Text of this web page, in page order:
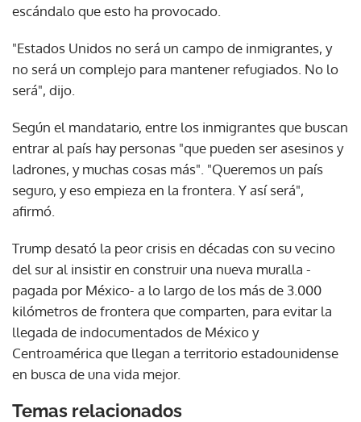
escándalo que esto ha provocado.
"Estados Unidos no será un campo de inmigrantes, y
no será un complejo para mantener refugiados. No lo
será", dijo.
Según el mandatario, entre los inmigrantes que buscan
entrar al país hay personas "que pueden ser asesinos y
ladrones, y muchas cosas más". "Queremos un país
seguro, y eso empieza en la frontera. Y así será",
afirmó.
Trump desató la peor crisis en décadas con su vecino
del sur al insistir en construir una nueva muralla -
pagada por México- a lo largo de los más de 3.000
kilómetros de frontera que comparten, para evitar la
llegada de indocumentados de México y
Centroamérica que llegan a territorio estadounidense
en busca de una vida mejor.
Temas relacionados